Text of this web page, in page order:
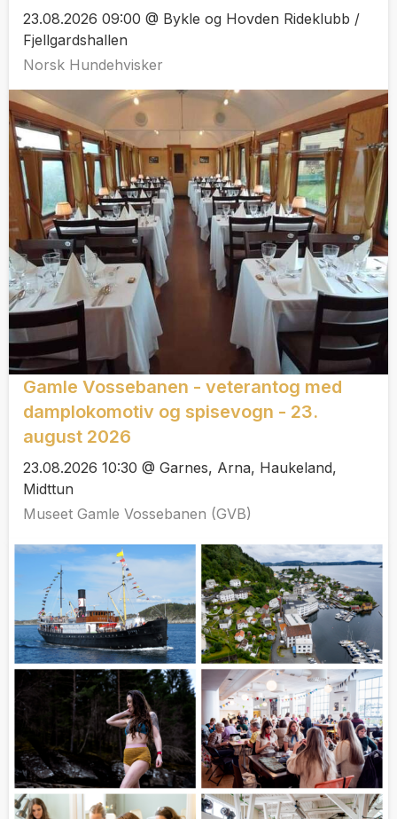
23.08.2026 09:00 @ Bykle og Hovden Rideklubb /
Fjellgardshallen
Norsk Hundehvisker
Gamle Vossebanen - veterantog med
damplokomotiv og spisevogn - 23.
august 2026
23.08.2026 10:30 @ Garnes, Arna, Haukeland,
Midttun
Museet Gamle Vossebanen (GVB)